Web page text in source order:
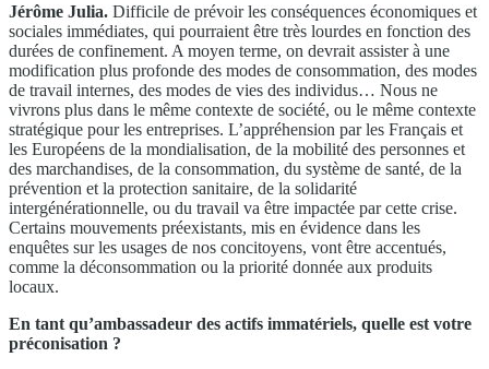
Jérôme Julia. Difficile de prévoir les conséquences économiques et
sociales immédiates, qui pourraient être très lourdes en fonction des
durées de confinement. A moyen terme, on devrait assister à une
modification plus profonde des modes de consommation, des modes
de travail internes, des modes de vies des individus… Nous ne
vivrons plus dans le même contexte de société, ou le même contexte
stratégique pour les entreprises. L’appréhension par les Français et
les Européens de la mondialisation, de la mobilité des personnes et
des marchandises, de la consommation, du système de santé, de la
prévention et la protection sanitaire, de la solidarité
intergénérationnelle, ou du travail va être impactée par cette crise.
Certains mouvements préexistants, mis en évidence dans les
enquêtes sur les usages de nos concitoyens, vont être accentués,
comme la déconsommation ou la priorité donnée aux produits
locaux.
En tant qu’ambassadeur des actifs immatériels, quelle est votre
préconisation ?